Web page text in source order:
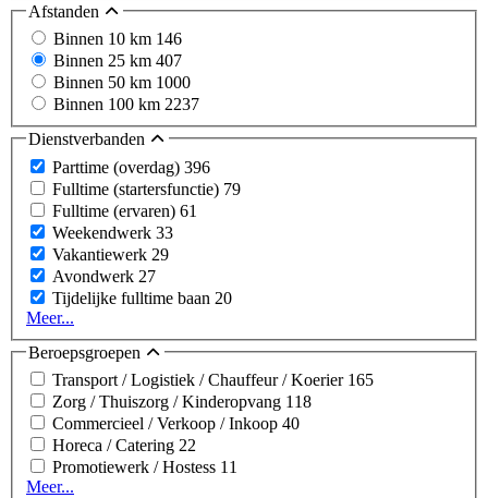
Afstanden
Binnen 10 km 146
Binnen 25 km 407
Binnen 50 km 1000
Binnen 100 km 2237
Dienstverbanden
Parttime (overdag) 396
Fulltime (startersfunctie) 79
Fulltime (ervaren) 61
Weekendwerk 33
Vakantiewerk 29
Avondwerk 27
Tijdelijke fulltime baan 20
Meer...
Beroepsgroepen
Transport / Logistiek / Chauffeur / Koerier 165
Zorg / Thuiszorg / Kinderopvang 118
Commercieel / Verkoop / Inkoop 40
Horeca / Catering 22
Promotiewerk / Hostess 11
Meer...